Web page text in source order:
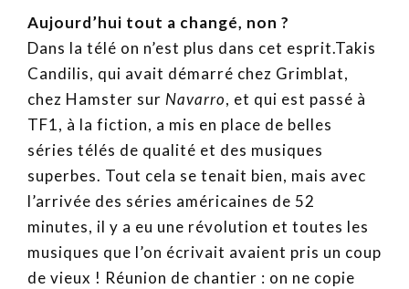
Aujourd’hui tout a changé, non ?
Dans la télé on n’est plus dans cet esprit.Takis
Candilis, qui avait démarré chez Grimblat,
chez Hamster sur Navarro, et qui est passé à
TF1, à la fiction, a mis en place de belles
séries télés de qualité et des musiques
superbes. Tout cela se tenait bien, mais avec
l’arrivée des séries américaines de 52
minutes, il y a eu une révolution et toutes les
musiques que l’on écrivait avaient pris un coup
de vieux ! Réunion de chantier : on ne copie